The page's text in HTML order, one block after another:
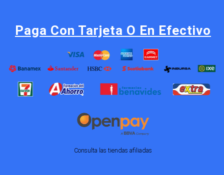
Paga Con Tarjeta O En Efectivo
Consulta las tiendas afiliadas